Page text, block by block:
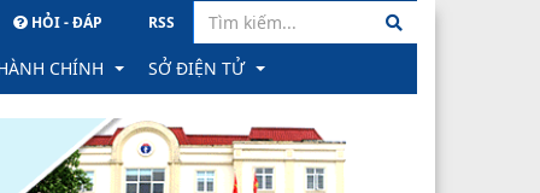
HỎI - ĐÁP RSS
CHÍNH
chính
SỞ ĐIỆN TỬ
PM Quản lý văn bản & Hồ sơ công việc